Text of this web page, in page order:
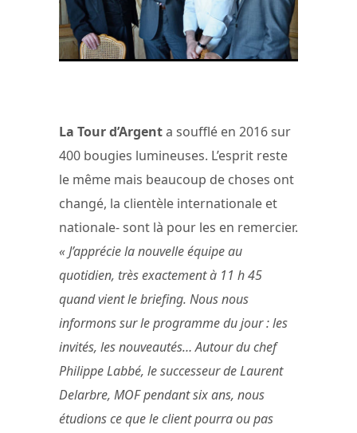
La Tour d’Argenta soufflé en 2016 sur
400 bougies lumineuses. L’esprit reste
le même mais beaucoup de choses ont
changé, la clientèle internationale et
nationale- sont là pour les en remercier.
« J’apprécie la nouvelle équipe au
quotidien, très exactement à 11 h 45
quand vient le briefing. Nous nous
informons sur le programme du jour : les
invités, les nouveautés… Autour du chef
Philippe Labbé, le successeur de Laurent
Delarbre, MOF pendant six ans, nous
étudions ce que le client pourra ou pas